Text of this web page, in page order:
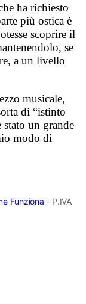
ha richiesto
più ostica è
scoprire il
se
a un livello
musicale,
di “istinto
un grande
modo di
Funziona - P.IVA